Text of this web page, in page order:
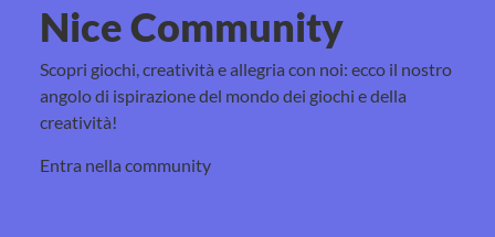
Nice Community
Scopri giochi, creatività e allegria con noi: ecco il nostro
angolo di ispirazione del mondo dei giochi e della
creatività!
Entra nella community